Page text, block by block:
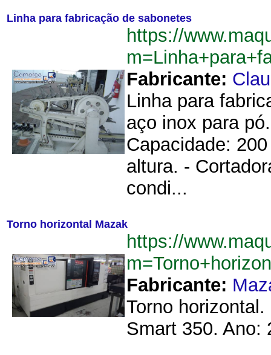
Linha para fabricação de sabonetes
https://
Fabricante:
Linha para
aço inox para
Capacidade:
altura. -
condi...
Torno horizontal Mazak
https://
Fabricante:
Torno
Smart 350. Ano: